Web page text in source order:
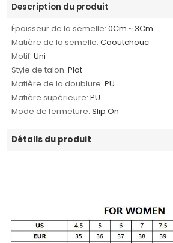
Description du produit
Épaisseur de la semelle: 0Cm ~ 3Cm
Matière de la semelle: Caoutchouc
Motif: Uni
Style de talon: Plat
Matière de la doublure: PU
Matière supérieure: PU
Mode de fermeture: Slip On
Détails du produit